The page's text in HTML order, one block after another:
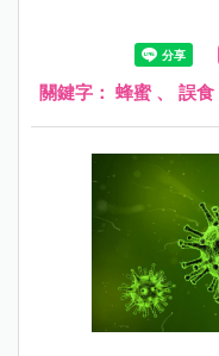
關鍵字： 蜂蜜、 誤食